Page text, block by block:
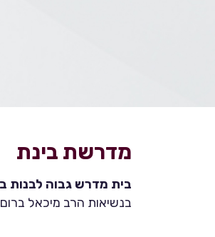
מדרשת בינת
בית מדרש גבוה לבנות
בנשיאות הרב מיכאל